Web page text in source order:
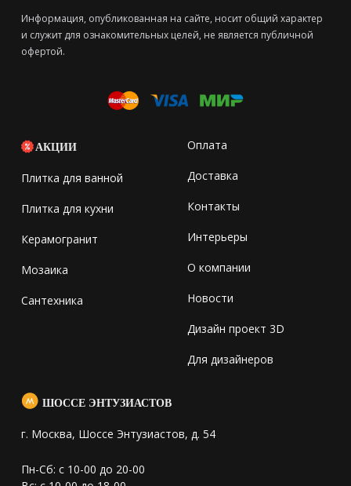
Информация, опубликованная на сайте, носит общий характер
и служит для ознакомительных целей, не является публичной
офертой.
АКЦИИ
Плитка для ванной
Плитка для кухни
Керамогранит
Мозаика
Сантехника
Оплата
Доставка
Контакты
Интерьеры
О компании
Новости
Дизайн проект 3D
Для дизайнеров
ШОССЕ ЭНТУЗИАСТОВ
г. Москва, Шоссе Энтузиастов, д. 54
Пн-Сб: с 10-00 до 20-00